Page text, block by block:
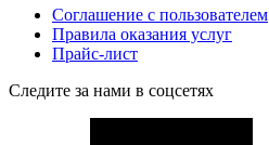
Соглашение с пользователем
Правила оказания услуг
Прайс-лист
Следите за нами в соцсетях